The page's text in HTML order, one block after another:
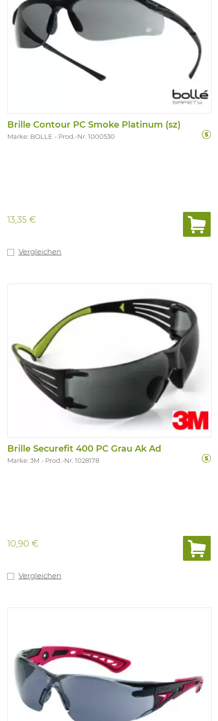
Brille Contour PC Smoke Platinum (sz)
Marke: BOLLE Prod.-Nr. 1000530
13,35 €
Vergleichen
Brille Securefit 400 PC Grau Ak Ad
Marke: 3M Prod.-Nr. 1028178
10,90 €
Vergleichen